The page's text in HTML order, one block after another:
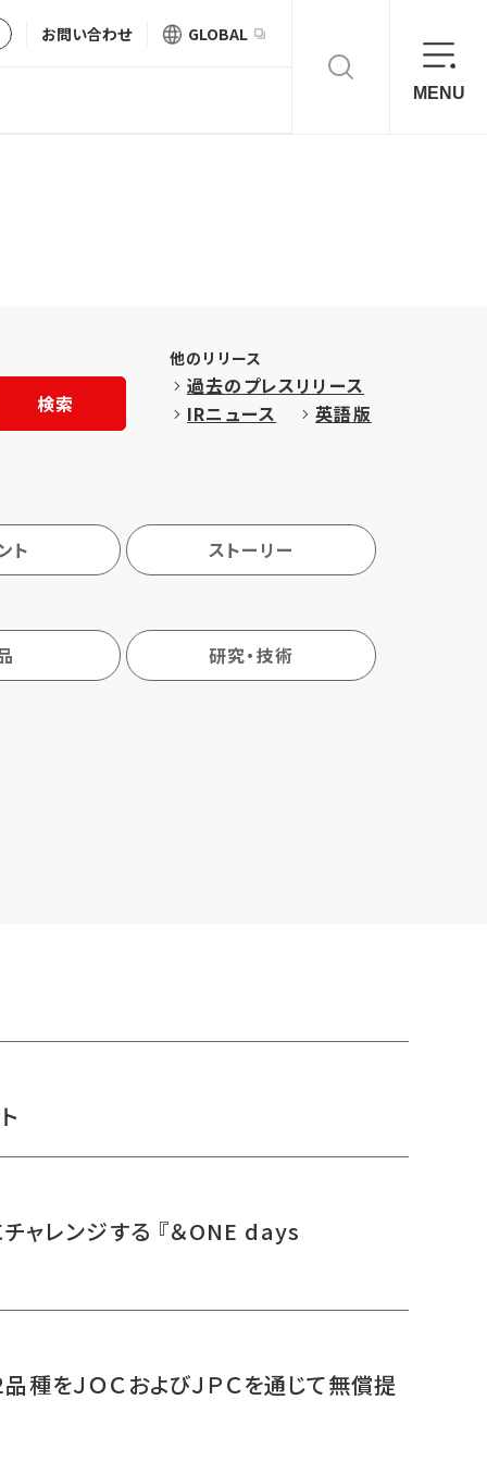
お問い合わせ GLOBAL
MENU
検索
他のリリース
過去のプレスリリース
IRニュース
英語版
ト ストーリー
研究・技術
ャレンジする 『＆ONE days
品種をＪＯＣおよびＪＰＣを通じて無償提